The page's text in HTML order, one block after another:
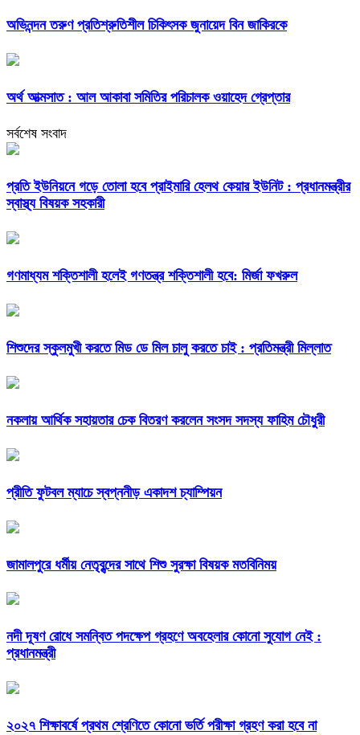
অভিনন্দন তরুণ প্রতিশ্রুতিশীল চিকিৎসক জুনায়েদ বিন জাকিরকে
অর্থ আত্মসাত : আল আকাবা সমিতির পরিচালক ওয়াহেদ গ্রেপ্তার
সর্বশেষ সংবাদ
প্রতি ইউনিয়নে গড়ে তোলা হবে প্রাইমারি হেলথ কেয়ার ইউনিট : প্রধানমন্ত্রীর
স্বাস্থ্য বিষয়ক সহকারী
গণমাধ্যম শক্তিশালী হলেই গণতন্ত্র শক্তিশালী হবে: মির্জা ফখরুল
শিশুদের স্কুলমুখী করতে মিড ডে মিল চালু করতে চাই : প্রতিমন্ত্রী মিল্লাত
নকলায় আর্থিক সহায়তার চেক বিতরণ করলেন সংসদ সদস্য ফাহিম চৌধুরী
প্রীতি ফুটবল ম্যাচে স্বপ্ননীড় একাদশ চ্যাম্পিয়ন
জামালপুরে ধর্মীয় নেতৃবৃন্দের সাথে শিশু সুরক্ষা বিষয়ক মতবিনিময়
নদী দূষণ রোধে সমন্বিত পদক্ষেপ গ্রহণে অবহেলার কোনো সুযোগ নেই :
প্রধানমন্ত্রী
২০২৭ শিক্ষাবর্ষে প্রথম শ্রেণিতে কোনো ভর্তি পরীক্ষা গ্রহণ করা হবে না